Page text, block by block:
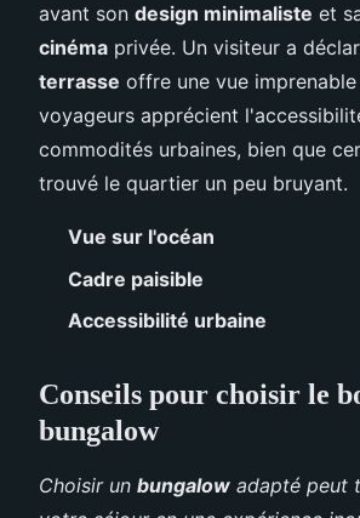
avant son design minimaliste et
cinéma privée. Un visiteur a
terrasse offre une vue
voyageurs apprécient
commodités urbaines, bien que
trouvé le quartier un peu bruyant.
Vue sur l'océan
Cadre paisible
Accessibilité urbaine
Conseils pour choisir le
bungalow
Choisir un bungalow adapté peut